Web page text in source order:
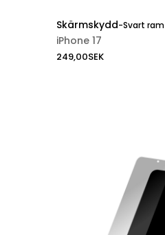
Skärmskydd-Svart ram
iPhone 17
249,00SEK